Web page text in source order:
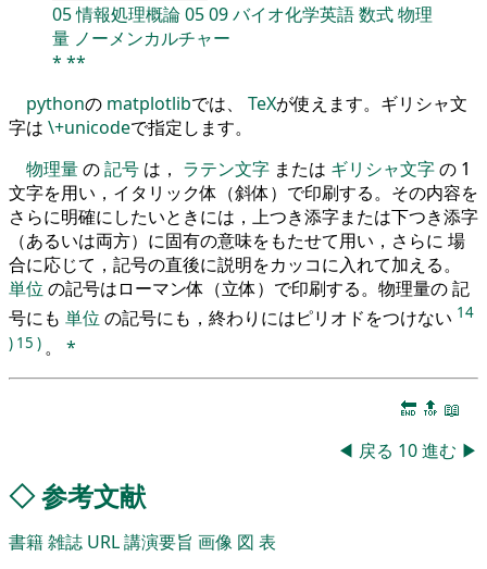
05情報処理概論0509バイオ化学英語数式物理
量 ノーメンカルチャー
* **
pythonの matplotlibでは、 TeXが使えます。ギリシャ文
字は \+unicodeで指定します。
物理量の記号 は， ラテン文字 または ギリシャ文字の 1
文字を用い，イタリック体（斜体）で印刷する。その内容を
さらに明確にしたいときには，上つき添字または下つき添字
（あるいは両方）に固有の意味をもたせて用い，さらに 場
合に応じて，記号の直後に説明をカッコに入れて加える。
単位 の記号はローマン体（立体）で印刷する。物理量の 記
号にも 単位 の記号にも，終わりにはピリオドをつけない 14
) 15 ) 。 *
🔚 🔝 📖
◀ 戻る 10進む ▶
◇参考文献
書籍雑誌 URL講演要旨 画像 図 表